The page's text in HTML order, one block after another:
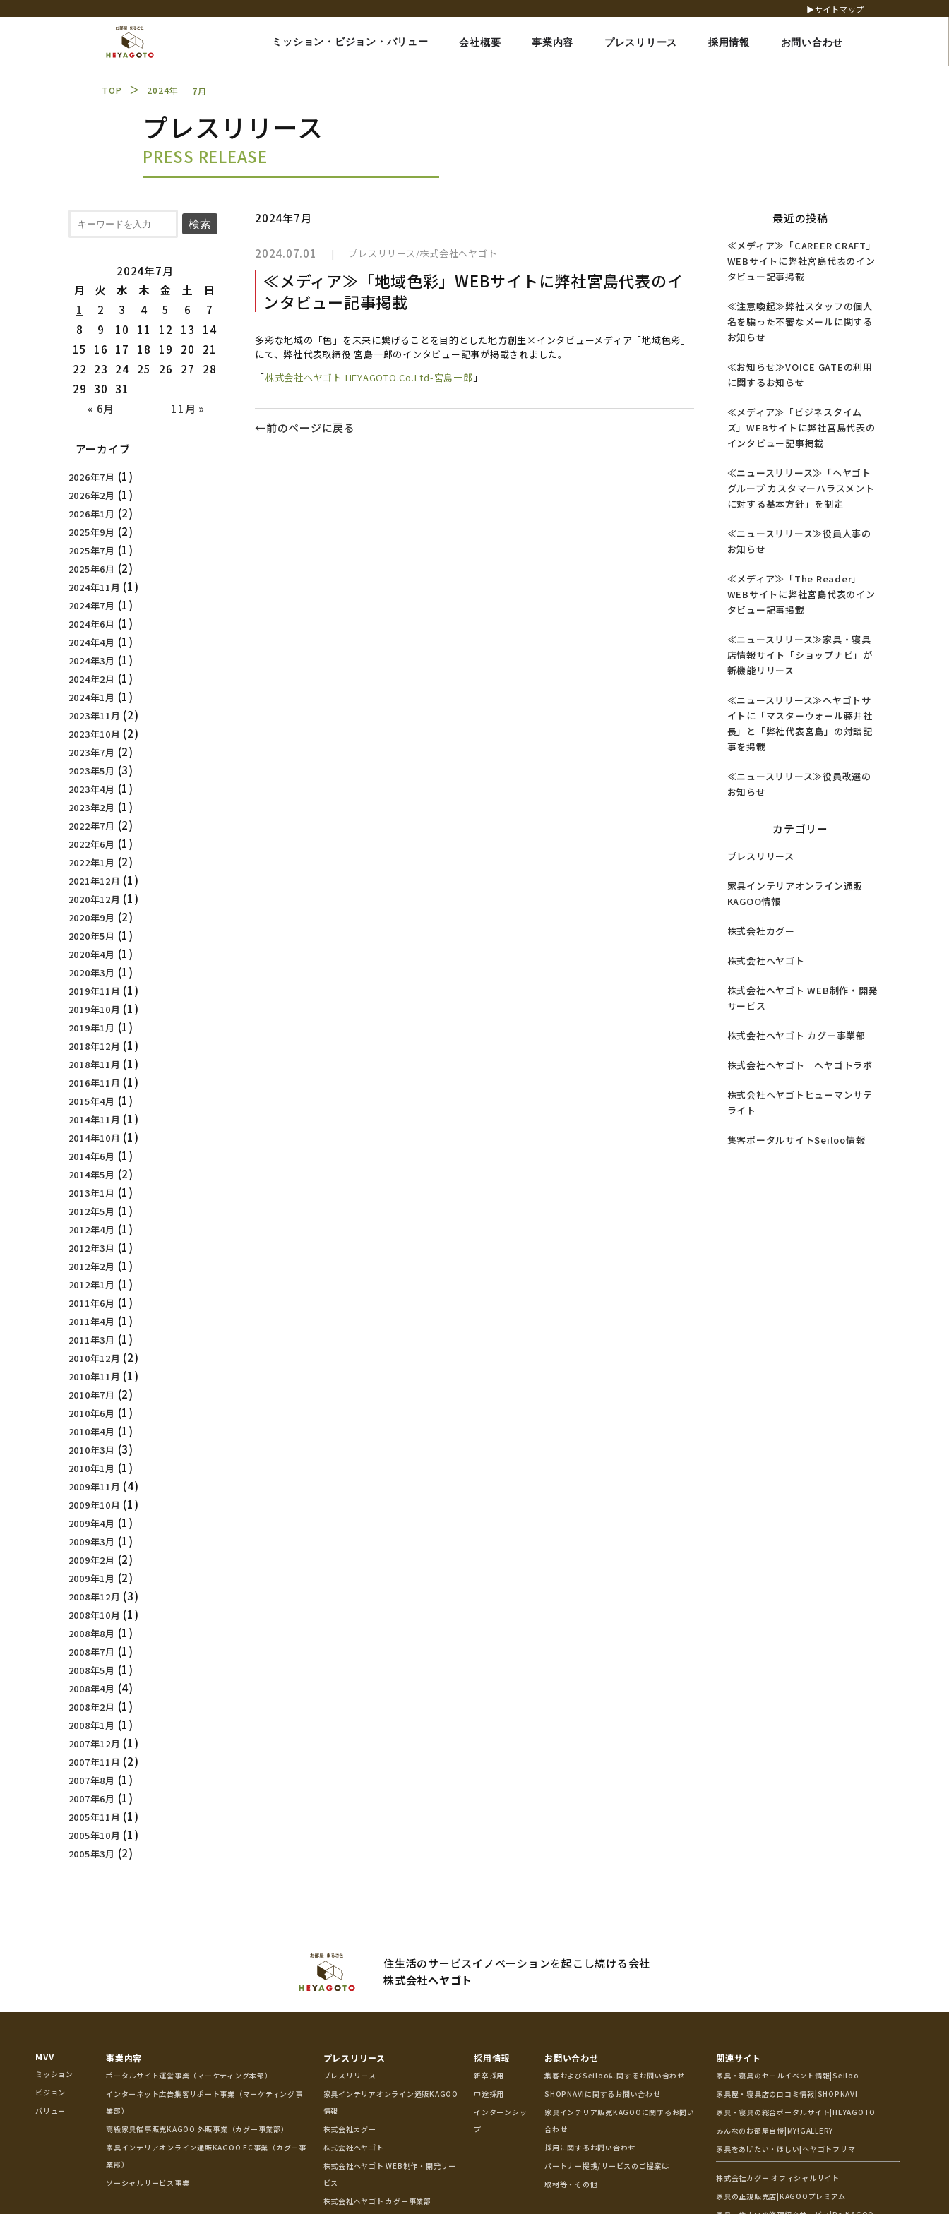
▶サイトマップ
ミッション・ビジョン・バリュー 会社概要 事業内容 プレスリリース 採用情報 お問い合わせ
TOP ＞ 2024年 7月
プレスリリース
PRESS RELEASE
検索
2024年7月
月
火 水 木 金 土 日
« 6月 11月 »
1 2 3 4 5 6
7
8
9 10 11 12 13
14
15
16 17 18 19 20
21
22
23 24 25 26 27
28
29
30 31
アーカイブ
2026年7月 (1)
2026年2月 (1)
2026年1月 (2)
2025年9月 (2)
2025年7月 (1)
2025年6月 (2)
2024年11月 (1)
2024年7月 (1)
2024年6月 (1)
2024年4月 (1)
2024年3月 (1)
2024年2月 (1)
2024年1月 (1)
2023年11月 (2)
2023年10月 (2)
2023年7月 (2)
2023年5月 (3)
2023年4月 (1)
2023年2月 (1)
2022年7月 (2)
2022年6月 (1)
2022年1月 (2)
2021年12月 (1)
2020年12月 (1)
2020年9月 (2)
2020年5月 (1)
2020年4月 (1)
2020年3月 (1)
2019年11月 (1)
2019年10月 (1)
2019年1月 (1)
2018年12月 (1)
2018年11月 (1)
2016年11月 (1)
2015年4月 (1)
2014年11月 (1)
2014年10月 (1)
2014年6月 (1)
2014年5月 (2)
2013年1月 (1)
2012年5月 (1)
2012年4月 (1)
2012年3月 (1)
2012年2月 (1)
2012年1月 (1)
2011年6月 (1)
2011年4月 (1)
2011年3月 (1)
2010年12月 (2)
2010年11月 (1)
2010年7月 (2)
2010年6月 (1)
2010年4月 (1)
2010年3月 (3)
2010年1月 (1)
2009年11月 (4)
2009年10月 (1)
2009年4月 (1)
2009年3月 (1)
2009年2月 (2)
2009年1月 (2)
2008年12月 (3)
2008年10月 (1)
2008年8月 (1)
2008年7月 (1)
2008年5月 (1)
2008年4月 (4)
2008年2月 (1)
2008年1月 (1)
2007年12月 (1)
2007年11月 (2)
2007年8月 (1)
2007年6月 (1)
2005年11月 (1)
2005年10月 (1)
2005年3月 (2)
2024年7月
2024.07.01 | プレスリリース/株式会社ヘヤゴト
≪メディア≫「地域色彩」WEBサイトに弊社宮島代表のイ
ンタビュー記事掲載
多彩な地域の「色」を未来に繋げることを目的とした地方創生×インタビューメディア「地域色彩」
にて、弊社代表取締役 宮島一郎のインタビュー記事が掲載されました。
「株式会社ヘヤゴト HEYAGOTO.Co.Ltd-宮島一郎 」
←前のページに戻る
最近の投稿
≪メディア≫「CAREER CRAFT」
WEBサイトに弊社宮島代表のイン
タビュー記事掲載
≪注意喚起≫弊社スタッフの個人
名を騙った不審なメールに関する
お知らせ
≪お知らせ≫VOICE GATEの利用
に関するお知らせ
≪メディア≫「ビジネスタイム
ズ」WEBサイトに弊社宮島代表の
インタビュー記事掲載
≪ニュースリリース≫「ヘヤゴト
グループ カスタマーハラスメント
に対する基本方針」を制定
≪ニュースリリース≫役員人事の
お知らせ
≪メディア≫「The Reader」
WEBサイトに弊社宮島代表のイン
タビュー記事掲載
≪ニュースリリース≫家具・寝具
店情報サイト「ショップナビ」が
新機能リリース
≪ニュースリリース≫ヘヤゴトサ
イトに「マスターウォール藤井社
長」と「弊社代表宮島」の対談記
事を掲載
≪ニュースリリース≫役員改選の
お知らせ
カテゴリー
プレスリリース
家具インテリアオンライン通販
KAGOO情報
株式会社カグー
株式会社ヘヤゴト
株式会社ヘヤゴト WEB制作・開発
サービス
株式会社ヘヤゴト カグー事業部
株式会社ヘヤゴト ヘヤゴトラボ
株式会社ヘヤゴトヒューマンサテ
ライト
集客ポータルサイトSeiloo情報
住生活のサービスイノベーションを起こし続ける会社
株式会社ヘヤゴト
MVV
ミッション
ビジョン
バリュー
事業内容
ポータルサイト運営事業（マーケティング本部）
インターネット広告集客サポート事業（マーケティング事
業部）
高級家具催事販売KAGOO 外販事業（カグー事業部）
家具インテリアオンライン通販KAGOO EC事業（カグー事
業部）
ソーシャルサービス事業
プレスリリース
プレスリリース
家具インテリアオンライン通販KAGOO
情報
株式会社カグー
株式会社ヘヤゴト
株式会社ヘヤゴト WEB制作・開発サー
ビス
株式会社ヘヤゴト カグー事業部
採用情報
新卒採用
中途採用
インターンシッ
プ
お問い合わせ
集客およびSeilooに関するお問い合わせ
SHOPNAVIに関するお問い合わせ
家具インテリア販売KAGOOに関するお問い
合わせ
採用に関するお問い合わせ
パートナー提携/サービスのご提案は
取材等・その他
関連サイト
家具・寝具のセールイベント情報|Seiloo
家具屋・寝具店の口コミ情報|SHOPNAVI
家具・寝具の総合ポータルサイト|HEYAGOTO
みんなのお部屋自慢|MY!GALLERY
家具をあげたい・ほしい|ヘヤゴトフリマ
株式会社カグー オフィシャルサイト
家具の正規販売店|KAGOOプレミアム